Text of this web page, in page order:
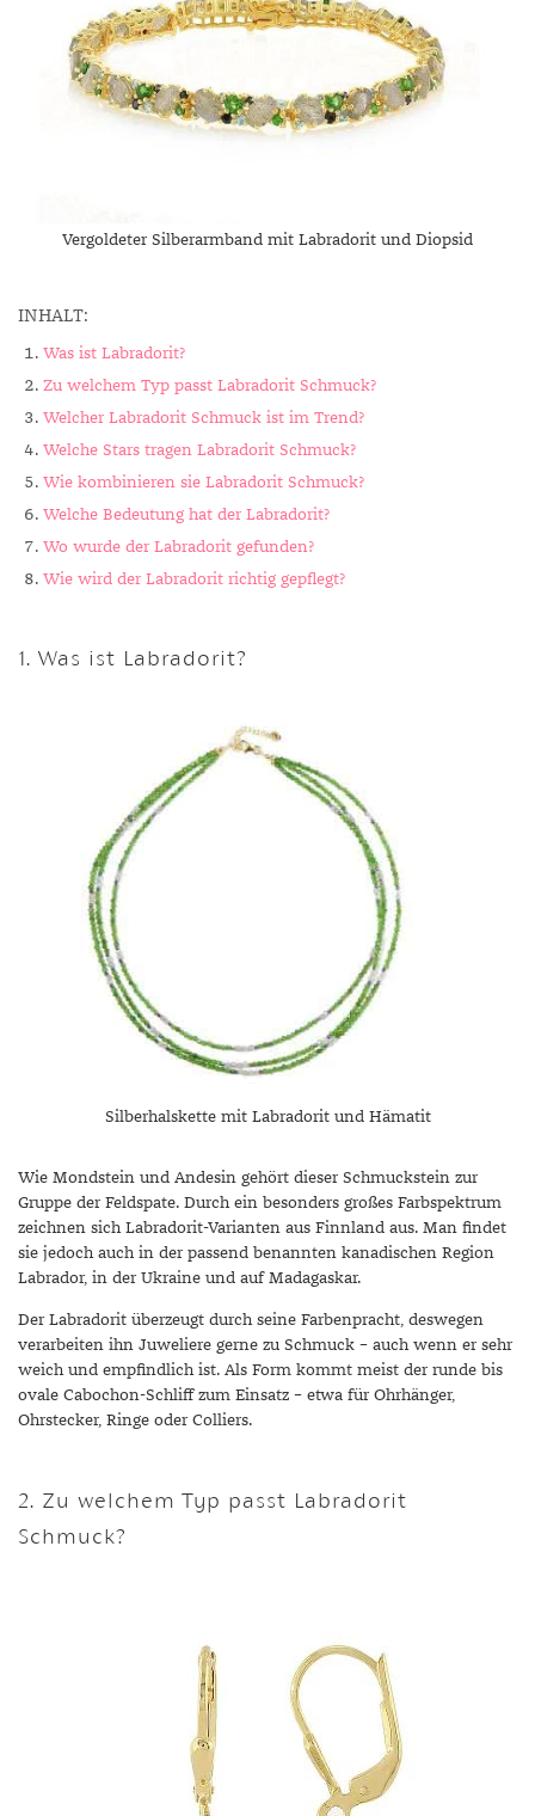
Vergoldeter Silberarmband mit Labradorit und Diopsid
INHALT:
Was ist Labradorit?
Zu welchem Typ passt Labradorit Schmuck?
Welcher Labradorit Schmuck ist im Trend?
Welche Stars tragen Labradorit Schmuck?
Wie kombinieren sie Labradorit Schmuck?
Welche Bedeutung hat der Labradorit?
Wo wurde der Labradorit gefunden?
Wie wird der Labradorit richtig gepflegt?
1. Was ist Labradorit?
Silberhalskette mit Labradorit und Hämatit
Wie Mondstein und Andesin gehört dieser Schmuckstein zur
Gruppe der Feldspate. Durch ein besonders großes Farbspektrum
zeichnen sich Labradorit-Varianten aus Finnland aus. Man findet
sie jedoch auch in der passend benannten kanadischen Region
Labrador, in der Ukraine und auf Madagaskar.
Der Labradorit überzeugt durch seine Farbenpracht, deswegen
verarbeiten ihn Juweliere gerne zu Schmuck – auch wenn er sehr
weich und empfindlich ist. Als Form kommt meist der runde bis
ovale Cabochon-Schliff zum Einsatz – etwa für Ohrhänger,
Ohrstecker, Ringe oder Colliers.
2. Zu welchem Typ passt Labradorit
Schmuck?